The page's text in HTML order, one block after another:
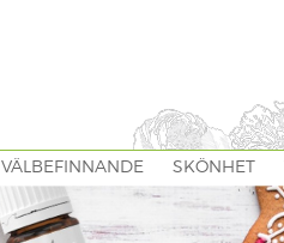
VÄLBEFINNANDE SKÖNHET